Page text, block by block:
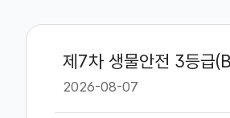
제7차 생물안전 3등급
2026-08-07